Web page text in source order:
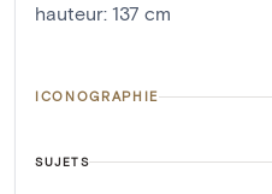
hauteur: 137 cm
ICONOGRAPHIE
SUJETS